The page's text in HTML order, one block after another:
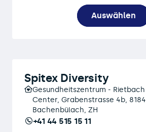
Auswählen
Spitex Diversity
Gesundheitszentrum - Rietbach
Center, Grabenstrasse 4b, 8184
Bachenbülach, ZH
+41 44 515 15 11